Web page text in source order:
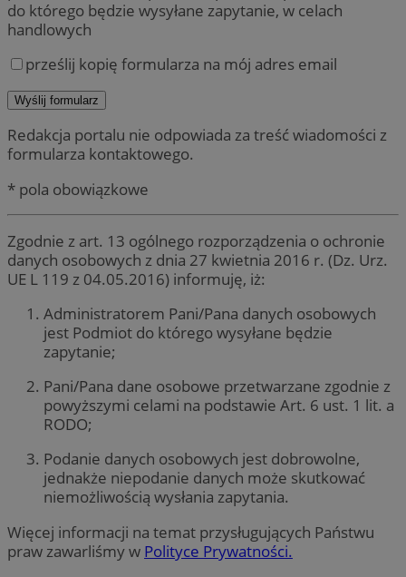
do którego będzie wysyłane zapytanie, w celach
handlowych
prześlij kopię formularza na mój adres email
Redakcja portalu nie odpowiada za treść wiadomości z
formularza kontaktowego.
* pola obowiązkowe
Zgodnie z art. 13 ogólnego rozporządzenia o ochronie
danych osobowych z dnia 27 kwietnia 2016 r. (Dz. Urz.
UE L 119 z 04.05.2016) informuję, iż:
Administratorem Pani/Pana danych osobowych
jest Podmiot do którego wysyłane będzie
zapytanie;
Pani/Pana dane osobowe przetwarzane zgodnie z
powyższymi celami na podstawie Art. 6 ust. 1 lit. a
RODO;
Podanie danych osobowych jest dobrowolne,
jednakże niepodanie danych może skutkować
niemożliwością wysłania zapytania.
Więcej informacji na temat przysługujących Państwu
praw zawarliśmy w Polityce Prywatności.